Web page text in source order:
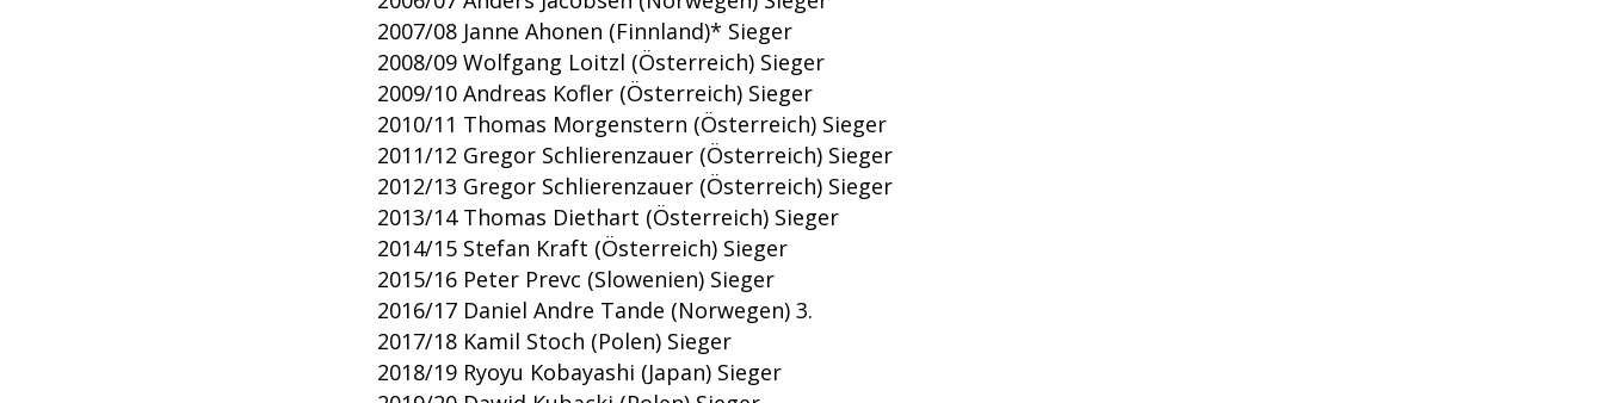
2007/08 Janne Ahonen (Finnland)* Sieger
2008/09 Wolfgang Loitzl (Österreich) Sieger
2009/10 Andreas Kofler (Österreich) Sieger
2010/11 Thomas Morgenstern (Österreich) Sieger
2011/12 Gregor Schlierenzauer (Österreich) Sieger
2012/13 Gregor Schlierenzauer (Österreich) Sieger
2013/14 Thomas Diethart (Österreich) Sieger
2014/15 Stefan Kraft (Österreich) Sieger
2015/16 Peter Prevc (Slowenien) Sieger
2016/17 Daniel Andre Tande (Norwegen) 3.
2017/18 Kamil Stoch (Polen) Sieger
2018/19 Ryoyu Kobayashi (Japan) Sieger